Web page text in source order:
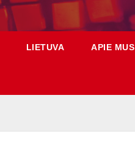
LIETUVA APIE MUS